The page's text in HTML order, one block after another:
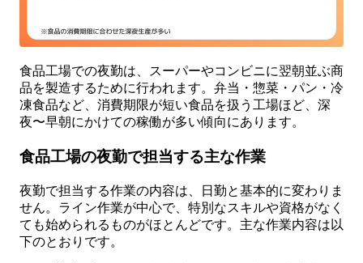
食品工場での夜勤は、スーパーやコンビニに翌朝並ぶ商
品を製造するために行われます。弁当・惣菜・パン・冷
凍食品など、消費期限が短い食品を扱う工場ほど、深
夜〜早朝にかけての稼働が多い傾向にあります。
食品工場の夜勤で担当する主な作業
夜勤で担当する作業の内容は、日勤と基本的に変わりま
せん。ライン作業が中心で、特別なスキルや資格がなく
ても始められるものがほとんどです。主な作業内容は以
下のとおりです。